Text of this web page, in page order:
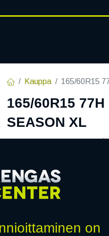
Kauppa 165/60R15
165/60R15
SEASON XL
EAN:6959956741083
LINGLONG
Jaa
on